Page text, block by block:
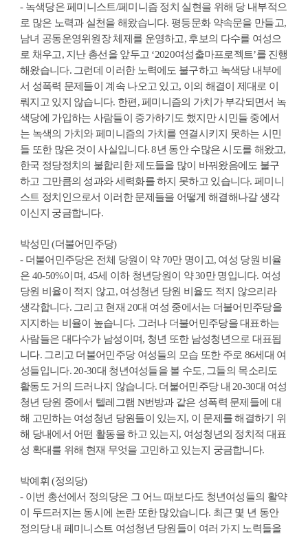
- 녹색당은 페미니스트/페미니즘 정치 실현을 위해 당 내부적으
로 많은 노력과 실천을 해왔습니다. 평등문화 약속문을 만들고,
남녀 공동운영위원장 체제를 운영하고, 후보의 다수를 여성으
로 채우고, 지난 총선을 앞두고 ‘2020여성출마프로젝트’를 진행
해왔습니다. 그런데 이러한 노력에도 불구하고 녹색당 내부에
서 성폭력 문제들이 계속 나오고 있고, 이의 해결이 제대로 이
뤄지고 있지 않습니다. 한편, 페미니즘의 가치가 부각되면서 녹
색당에 가입하는 사람들이 증가하기도 했지만 시민들 중에서
는 녹색의 가치와 페미니즘의 가치를 연결시키지 못하는 시민
들 또한 많은 것이 사실입니다. 8년 동안 수많은 시도를 해왔고,
한국 정당정치의 불합리한 제도들을 많이 바꿔왔음에도 불구
하고 그만큼의 성과와 세력화를 하지 못하고 있습니다. 페미니
스트 정치인으로서 이러한 문제들을 어떻게 해결해나갈 생각
이신지 궁금합니다.
박성민 (더불어민주당)
- 더불어민주당은 전체 당원이 약 70만 명이고, 여성 당원 비율
은 40-50%이며, 45세 이하 청년당원이 약 30만 명입니다. 여성
당원 비율이 적지 않고, 여성청년 당원 비율도 적지 않으리라
생각합니다. 그리고 현재 20대 여성 중에서는 더불어민주당을
지지하는 비율이 높습니다. 그러나 더불어민주당을 대표하는
사람들은 대다수가 남성이며, 청년 또한 남성청년으로 대표됩
니다. 그리고 더불어민주당 여성들의 모습 또한 주로 86세대 여
성들입니다. 20-30대 청년여성들을 볼 수도, 그들의 목소리도
활동도 거의 드러나지 않습니다. 더불어민주당 내 20-30대 여성
청년 당원 중에서 텔레그램 N번방과 같은 성폭력 문제들에 대
해 고민하는 여성청년 당원들이 있는지, 이 문제를 해결하기 위
해 당내에서 어떤 활동을 하고 있는지, 여성청년의 정치적 대표
성 확대를 위해 현재 무엇을 고민하고 있는지 궁금합니다.
박예휘 (정의당)
- 이번 총선에서 정의당은 그 어느 때보다도 청년여성들의 활약
이 두드러지는 동시에 논란 또한 많았습니다. 최근 몇 년 동안
정의당 내 페미니스트 여성청년 당원들이 여러 가지 노력들을